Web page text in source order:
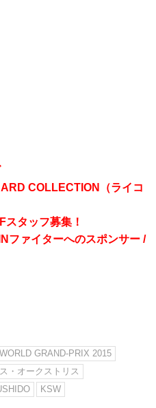
COLLECTION（ライコ
タッフ募集！
ファイターへのスポンサー /
GRAND-PRIX 2015
・オークストリス
KSW